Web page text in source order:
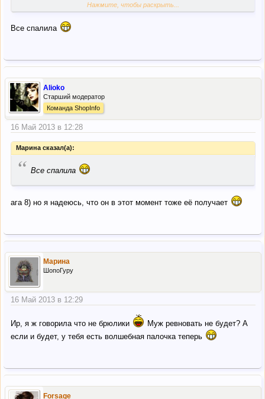
а второй вариант Властелину отправили?
Нажмите, чтобы раскрыть...
Все спалила
Alioko
Старший модератор
Команда ShopInfo
16 Май 2013 в 12:28
Марина сказал(а):
“ Все спалила
ага 8) но я надеюсь, что он в этот момент тоже её получает
Марина
ШопоГуру
16 Май 2013 в 12:29
Ир, я ж говорила что не брюлики
Муж ревновать не будет? А
если и будет, у тебя есть волшебная палочка теперь
Forsage